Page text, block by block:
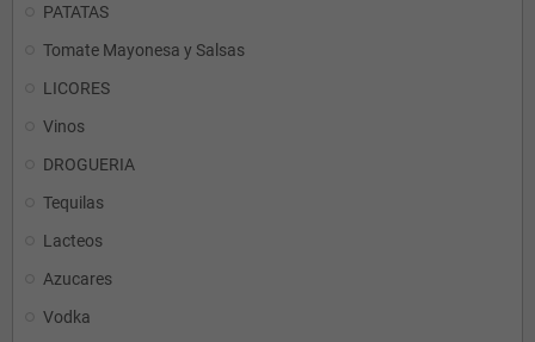
PATATAS
Tomate Mayonesa y Salsas
LICORES
Vinos
DROGUERIA
Tequilas
Lacteos
Azucares
Vodka